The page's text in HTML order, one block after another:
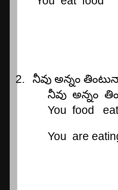
2. నీవు అన్నం
నీవు అన్నం
You food
You are